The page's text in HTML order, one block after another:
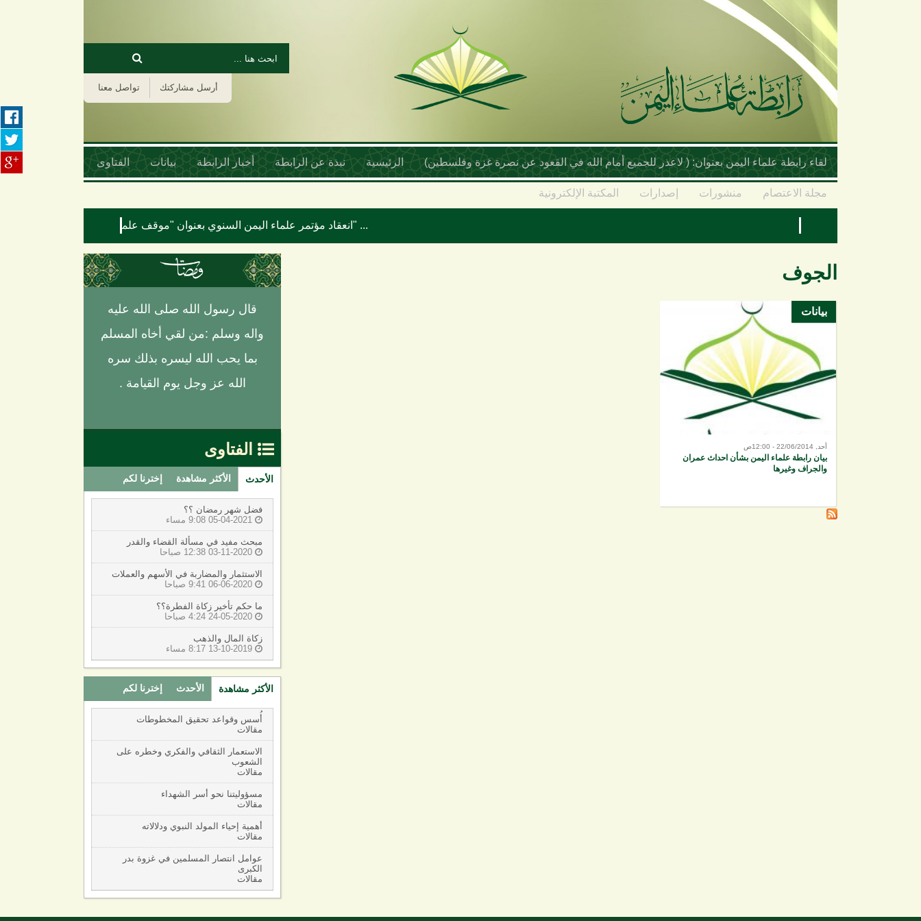
تجاوز إلى المحتوى الرئيسي
استمارة البحث
‏بحث ‏
تواصل معنا أرسل مشاركتك
لقاء رابطة علماء اليمن بعنوان: ( لاعذر للجميع أمام الله في القعود عن نصرة غزة وفلسطين) الرئيسية نبذة عن الرابطة أخبار الرابطة بيانات الفتاوى
مجلة الاعتصام منشورات إصدارات المكتبة الإلكترونية
قال رسول الله صلى الله عليه
واله وسلم :من لقي أخاه المسلم
بما يحب الله ليسره بذلك سره
الله عز وجل يوم القيامة .
 الفتاوى
الأحدث الأكثر مشاهدة إخترنا لكم
فضل شهر رمضان ؟؟

مبحث مفيد في مسألة القضاء والقدر

الاستثمار والمضاربة في الأسهم والعملات

ما حكم تأخير زكاة الفطرة؟؟

زكاة المال والذهب

الأكثر مشاهدة الأحدث إخترنا لكم
أُسس وقواعد تحقيق المخطوطات
مقالات
الاستعمار الثقافي والفكري وخطره على
الشعوب
مقالات
مسؤوليتنا نحو أسر الشهداء
مقالات
أهمية إحياء المولد النبوي ودلالاته
مقالات
عوامل انتصار المسلمين في غزوة بدر
الكبرى
مقالات
الجوف
بيانات
أحد, 22/06/2014 - 12:00ص
بيان رابطة علماء اليمن بشأن احداث عمران
والجراف وغيرها